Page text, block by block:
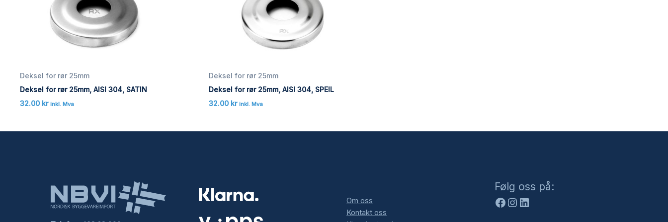
Deksel for rør 25mm
Deksel for rør 25mm, AISI 304, SATIN
32.00 kr inkl. Mva
Deksel for rør 25mm
Deksel for rør 25mm, AISI 304, SPEIL
32.00 kr inkl. Mva
Om oss
Kontakt oss
Følg oss på:
Facebook
Instagram
LinkedIn